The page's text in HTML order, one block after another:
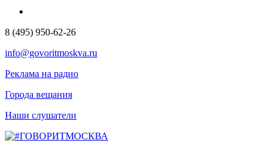
8 (495) 950-62-26
info@govoritmoskva.ru
Реклама на радио
Города вещания
Наши слушатели